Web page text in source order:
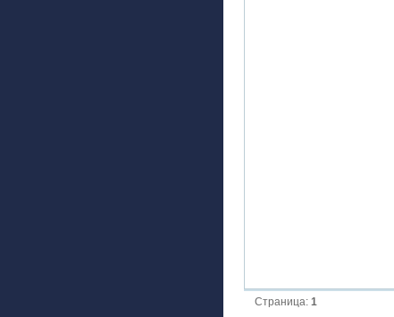
Страница:1